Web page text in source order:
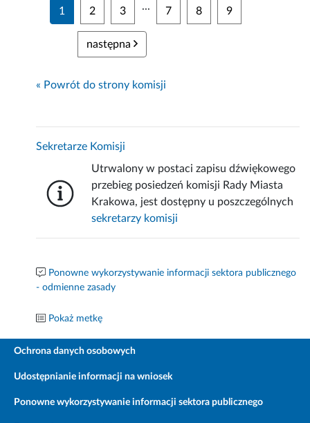
1 2 3 ... 7 8 9
następna
« Powrót do strony komisji
Sekretarze Komisji
Utrwalony w postaci zapisu dźwiękowego
przebieg posiedzeń komisji Rady Miasta
Krakowa, jest dostępny u poszczególnych
sekretarzy komisji
Ponowne wykorzystywanie informacji sektora publicznego
- odmienne zasady
Pokaż metkę
Ochrona danych osobowych
Udostępnianie informacji na wniosek
Ponowne wykorzystywanie informacji sektora publicznego